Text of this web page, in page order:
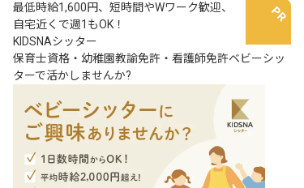
最低時給1,600円、短時間やWワーク歓迎、
自宅近くで週1もOK！
KIDSNAシッター
保育士資格・幼稚園教諭免許・看護師免許ベビーシッ
ターで活かしませんか?